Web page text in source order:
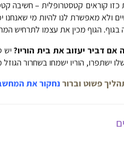
קוראים קטסטרופלית – חשיבה
ולא מאפשרת לנו להיות מי
הגוף מכין את עצמו לתרחיש
אם דביר יעזוב את בית הוריו? יש
ישתפרו, הוריו ישמחו בשחרור
פשוט וברור נחקור את